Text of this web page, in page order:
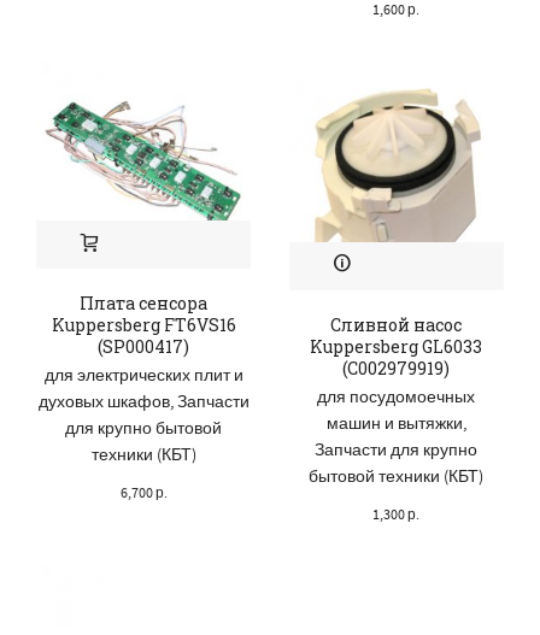
1,600р.
Плата сенсора
Kuppersberg FT6VS16
(SP000417)
для электрических плит и
духовых шкафов,Запчасти
для крупно бытовой
техники (КБТ)
6,700р.
Сливной насос
Kuppersberg GL6033
(C002979919)
для посудомоечных
машин и вытяжки,
Запчасти для крупно
бытовой техники (КБТ)
1,300р.